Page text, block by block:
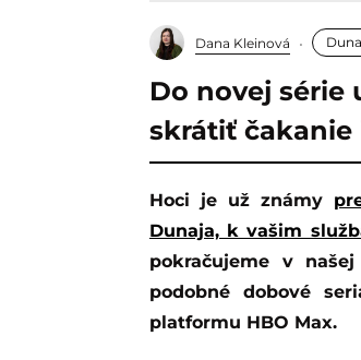
Dana Kleinová
Do novej série
skrátiť čakanie
Hoci je už známy
Dunaja, k vašim
pokračujeme v
podobné dobové
platformu HBO Max.